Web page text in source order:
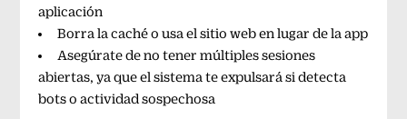
aplicación
Borra la caché o usa el sitio web en lugar de la app
Asegúrate de no tener múltiples sesiones
abiertas, ya que el sistema te expulsará si detecta
bots o actividad sospechosa